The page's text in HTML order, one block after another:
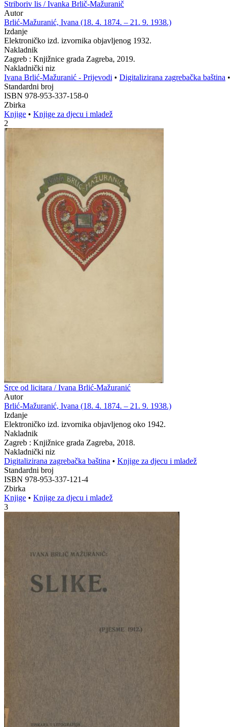
Striboriv lis / Ivanka Brlič-Mažuranič
Autor
Brlić-Mažuranić, Ivana (18. 4. 1874. – 21. 9. 1938.)
Izdanje
Elektroničko izd. izvornika objavljenog 1932.
Nakladnik
Zagreb : Knjižnice grada Zagreba, 2019.
Nakladnički niz
Ivana Brlić-Mažuranić - Prijevodi • Digitalizirana zagrebačka baština •
Standardni broj
ISBN 978-953-337-158-0
Zbirka
Knjige • Knjige za djecu i mladež
2
Srce od licitara / Ivana Brlić-Mažuranić
Autor
Brlić-Mažuranić, Ivana (18. 4. 1874. – 21. 9. 1938.)
Izdanje
Elektroničko izd. izvornika objavljenog oko 1942.
Nakladnik
Zagreb : Knjižnice grada Zagreba, 2018.
Nakladnički niz
Digitalizirana zagrebačka baština • Knjige za djecu i mladež
Standardni broj
ISBN 978-953-337-121-4
Zbirka
Knjige • Knjige za djecu i mladež
3